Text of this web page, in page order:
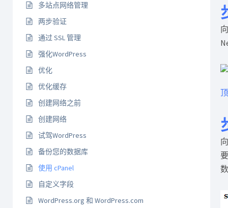
多站点网络管理
两步验证
通过 SSL 管理
强化WordPress
优化
优化缓存
创建网络之前
创建网络
试驾WordPress
备份您的数据库
使用 cPanel
自定义字段
WordPress.org 和 WordPress.com